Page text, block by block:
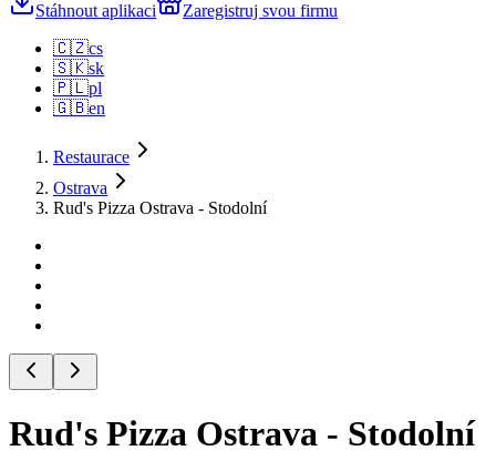
Stáhnout aplikaci
Zaregistruj svou firmu
🇨🇿cs
🇸🇰sk
🇵🇱pl
🇬🇧en
Restaurace
Ostrava
Rud's Pizza Ostrava - Stodolní
Rud's Pizza Ostrava - Stodolní